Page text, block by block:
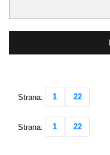
Strana: 1 22
Strana: 1 22